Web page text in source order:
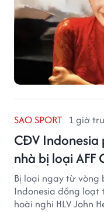
SAO SPORT 1 giờ
CĐV
nhà bị loại AFF
Bị loại ngay từ vòng
Indonesia đồng loạt
hoài nghi HLV John